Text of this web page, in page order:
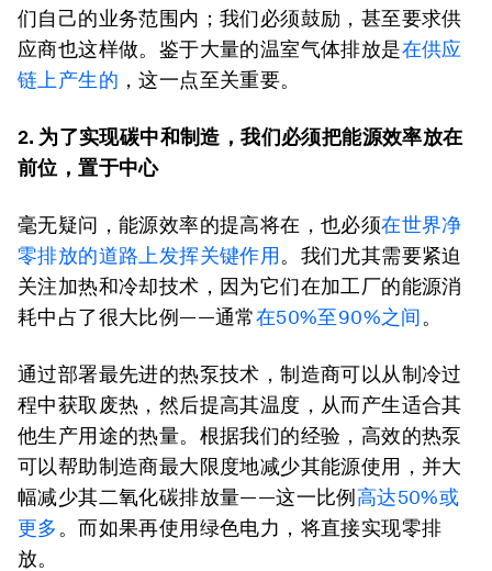
们自己的业务范围内；我们必须鼓励，甚至要求供
应商也这样做。鉴于大量的温室气体排放是在供应
链上产生的 ，这一点至关重要。
2. 为了实现碳中和制造，我们必须把能源效率放在
前位，置于中心
毫无疑问，能源效率的提高将在，也必须在世界净
零排放的道路上发挥关键作用 。我们尤其需要紧迫
关注加热和冷却技术，因为它们在加工厂的能源消
耗中占了很大比例——通常在50%至90%之间。
通过部署最先进的热泵技术，制造商可以从制冷过
程中获取废热，然后提高其温度，从而产生适合其
他生产用途的热量。根据我们的经验，高效的热泵
可以帮助制造商最大限度地减少其能源使用，并大
幅减少其二氧化碳排放量——这一比例 高达50%或
更多 。而如果再使用绿色电力，将直接实现零排
放。